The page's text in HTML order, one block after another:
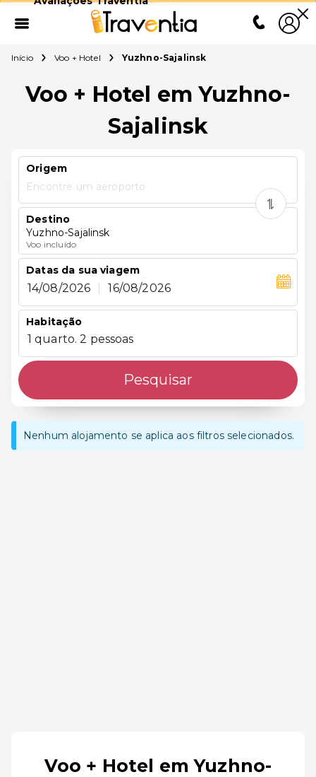
Início Voo + Hotel Yuzhno-Sajalinsk
Voo + Hotel em Yuzhno-
Sajalinsk
Origem
Encontre um aeroporto
Destino
Yuzhno-Sajalinsk
Voo incluído
Datas da sua viagem
14/08/2026 16/08/2026
Habitação
1 quarto. 2 pessoas
Pesquisar
Nenhum alojamento se aplica aos filtros selecionados.
Voo + Hotel em Yuzhno-